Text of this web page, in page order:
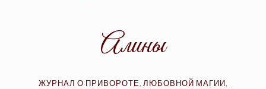
Алины
ЖУРНАЛ О ПРИВОРОТЕ, ЛЮБОВНОЙ МАГИИ,